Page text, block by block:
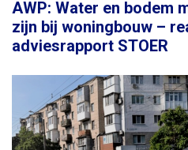
AWP: Water en bodem
zijn bij woningbouw –
adviesrapport STOER